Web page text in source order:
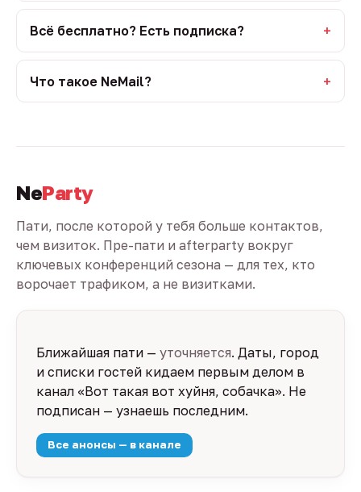
Всё бесплатно? Есть подписка?
Что такое NeMail?
NeParty
Пати, после которой у тебя больше контактов,
чем визиток. Пре-пати и afterparty вокруг
ключевых конференций сезона — для тех, кто
ворочает трафиком, а не визитками.
Ближайшая пати — уточняется. Даты, город
и списки гостей кидаем первым делом в
канал «Вот такая вот хуйня, собачка». Не
подписан — узнаешь последним.
Все анонсы — в канале